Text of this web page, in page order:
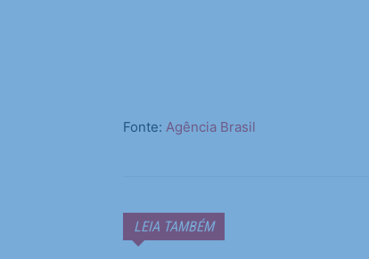
Fonte: Agência Brasil
LEIA TAMBÉM